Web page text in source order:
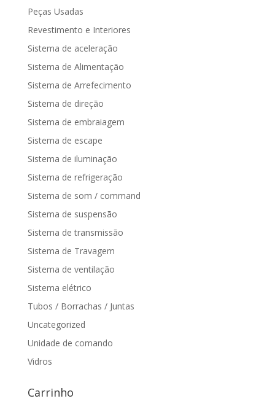
Peças Usadas
Revestimento e Interiores
Sistema de aceleração
Sistema de Alimentação
Sistema de Arrefecimento
Sistema de direção
Sistema de embraiagem
Sistema de escape
Sistema de iluminação
Sistema de refrigeração
Sistema de som / command
Sistema de suspensão
Sistema de transmissão
Sistema de Travagem
Sistema de ventilação
Sistema elétrico
Tubos / Borrachas / Juntas
Uncategorized
Unidade de comando
Vidros
Carrinho